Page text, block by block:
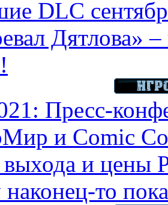
DLC
Дятлова»
Пресс-
и Comic
и цены
наконец-то